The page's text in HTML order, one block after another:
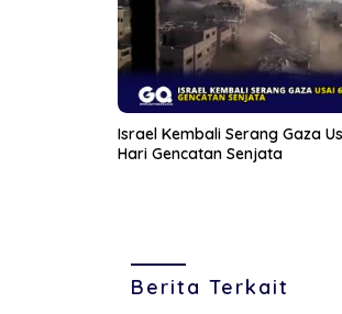
Israel Kembali Serang Gaza
Hari Gencatan Senjata
Berita Terkait